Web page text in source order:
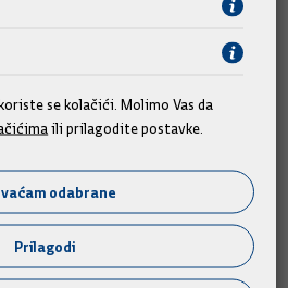
na 311. Sinjskoj
se kolačići. Molimo Vas da
ili prilagodite postavke.
odabrane
Prilagodi